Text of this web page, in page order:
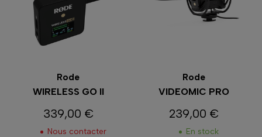
Rode
WIRELESS GO II
Prix
339,00 €
Nous contacter
Rode
VIDEOMIC PRO
Prix
239,00 €
En stock